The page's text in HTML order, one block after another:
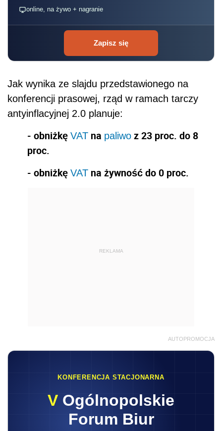
online, na żywo + nagranie
Zapisz się
Jak wynika ze slajdu przedstawionego na
konferencji prasowej, rząd w ramach tarczy
antyinflacyjnej 2.0 planuje:
- obniżkę VAT na paliwo z 23 proc. do 8
proc.
- obniżkę VAT na żywność do 0 proc.
REKLAMA
AUTOPROMOCJA
KONFERENCJA STACJONARNA
V Ogólnopolskie
Forum Biur